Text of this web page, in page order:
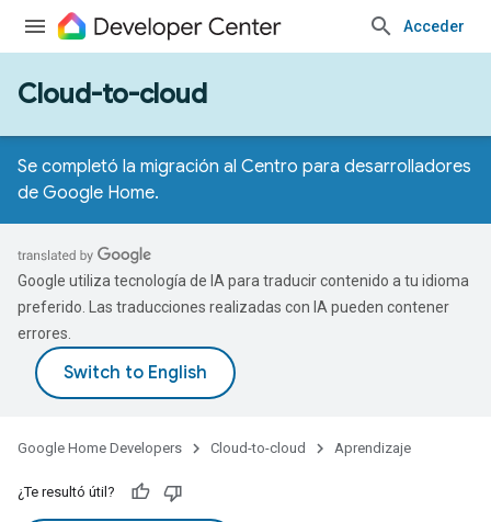
Acceder
Cloud-to-cloud
Se completó la migración al Centro para desarrolladores
de Google Home.
Google utiliza tecnología de IA para traducir contenido a tu idioma
preferido. Las traducciones realizadas con IA pueden contener
errores.
Google Home Developers Cloud-to-cloud Aprendizaje
¿Te resultó útil?